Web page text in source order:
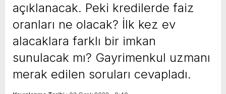
açıklanacak. Peki kredilerde faiz
oranları ne olacak? İlk kez ev
alacaklara farklı bir imkan
sunulacak mı? Gayrimenkul uzmanı
merak edilen soruları cevapladı.